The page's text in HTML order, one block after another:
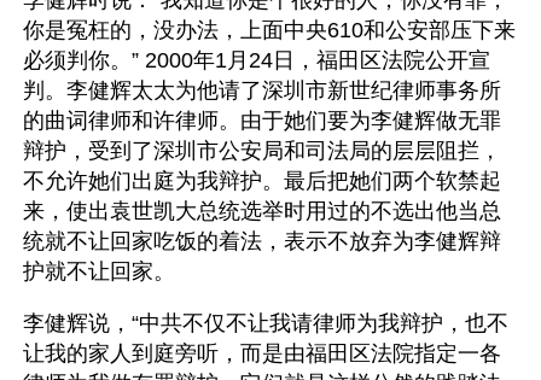
你是冤枉的，没办法，上面中央610和公安部压下来
必须判你。” 2000年1月24日，福田区法院公开宣
判。李健辉太太为他请了深圳市新世纪律师事务所
的曲词律师和许律师。由于她们要为李健辉做无罪
辩护，受到了深圳市公安局和司法局的层层阻拦，
不允许她们出庭为我辩护。最后把她们两个软禁起
来，使出袁世凯大总统选举时用过的不选出他当总
统就不让回家吃饭的着法，表示不放弃为李健辉辩
护就不让回家。
李健辉说，“中共不仅不让我请律师为我辩护，也不
让我的家人到庭旁听，而是由福田区法院指定一各